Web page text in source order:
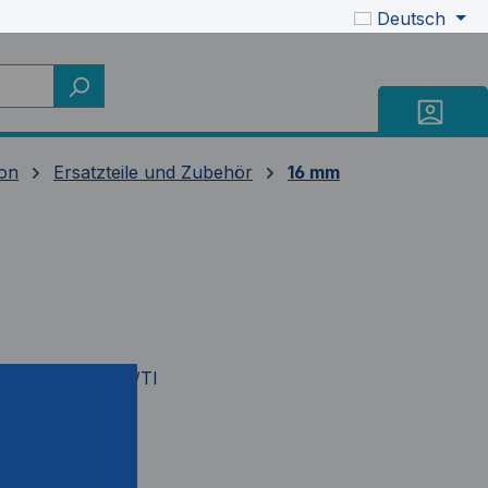
Deutsch
Ersatzteile und Zubehör 16 mm
SK0783-3R/TI